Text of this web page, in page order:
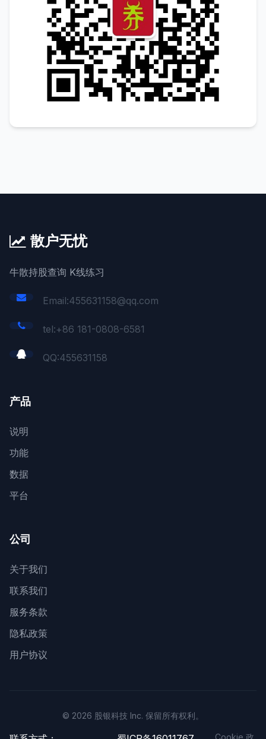
散户无忧
牛散持股查询 K线练习
Email:455631158@qq.com
tel:+86 181-0808-6581
QQ:455631158
产品
说明
功能
数据
平台
公司
关于我们
联系我们
服务条款
隐私政策
用户协议
© 2026 股银科技 Inc. 保留所有权利。
Cookie 政